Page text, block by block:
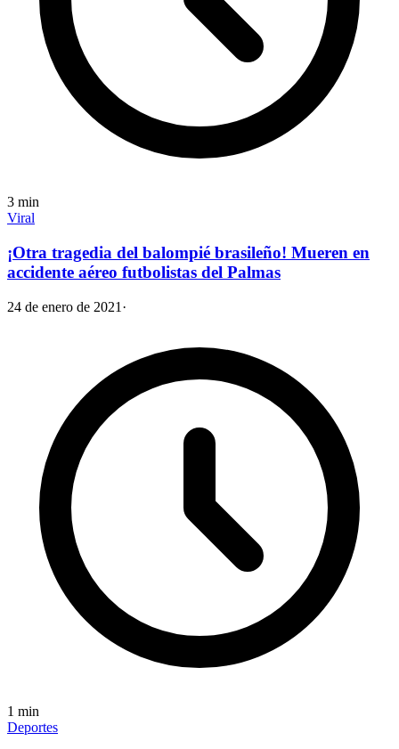
3 min
Viral
¡Otra tragedia del balompié brasileño! Mueren en
accidente aéreo futbolistas del Palmas
24 de enero de 2021 ·
1 min
Deportes